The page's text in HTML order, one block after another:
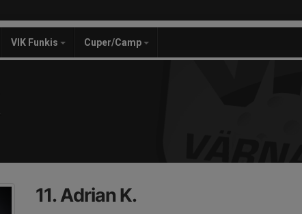
VIK Funkis Cuper/Camp
11. Adrian K.